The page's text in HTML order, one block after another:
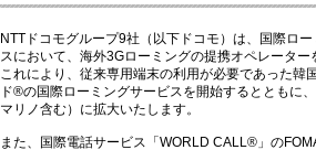
NTTドコモグループ9社（以下ドコモ）は、国際ロ
スにおいて、海外3Gローミングの提携オペレータ
これにより、従来専用端末の利用が必要であった
ド®の国際ローミングサービスを開始するとともに
マリノ含む）に拡大いたします。
また、国際電話サービス「WORLD CALL®」の